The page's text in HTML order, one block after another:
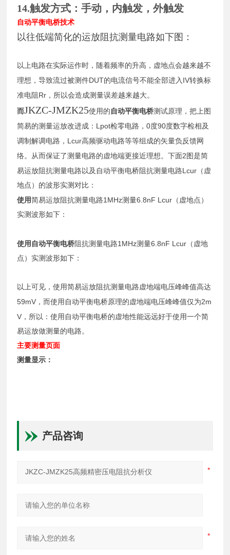
14.触发方式：手动，内触发，外触发
自动平衡电桥技术
以往低端简化的运放阻抗测量电路如下图：
以上电路在实际运作时，随着频率的升高，虚地点会越来越不
理想，导致流过被测件DUT的电流信号不能全部进入 IV转换标
准电阻 Rr ，所以会造成测量误差越来越大。
而JKZC-JMZK25使用的 自动平衡电桥测试原理，把上图
简易的测量运放改进成： Lpot检零电路，0度90度数字检相及
调制解调电路， Lcur高频驱动电路等等组成的矢量负反馈网
络。从而保证了测量电路的虚地端更接近理想。下面2 图是简
易运放阻抗测量电路以及自动平衡电桥阻抗测量电路Lcur （虚
地点）的波形实测对比：
使用简易运放阻抗测量电路1MHz测量6.8nF Lcur （虚地点）
实测波形如下：
使用自动平衡电桥阻抗测量电路1MHz测量6.8nF Lcur （虚地
点）实测波形如下：
以上可见，使用简易运放阻抗测量电路虚地端电压峰峰值高达
59mV ，而使用自动平衡电桥原理的虚地端电压峰峰值仅为2m
V ，所以：使用自动平衡电桥的虚地性能远远好于使用一个简
易运放做测量的电路。
主要测量页面
测量显示：
产品咨询